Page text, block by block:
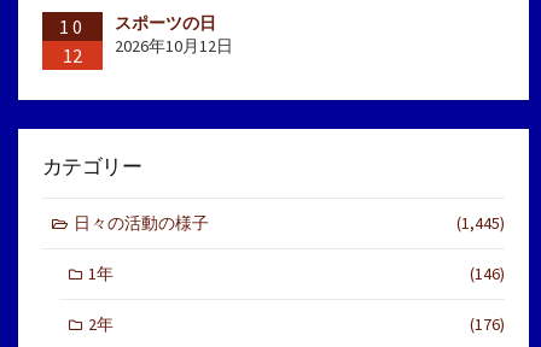
10
12
スポーツの日
2026年10月12日
カテゴリー
日々の活動の様子 (1,445)
1年 (146)
2年 (176)